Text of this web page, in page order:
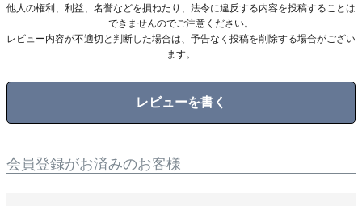
他人の権利、利益、名誉などを損ねたり、法令に違反する内容を投稿することは
できませんのでご注意ください。
レビュー内容が不適切と判断した場合は、予告なく投稿を削除する場合がござい
ます。
レビューを書く
会員登録がお済みのお客様